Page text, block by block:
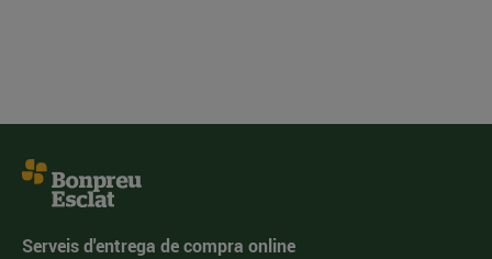
Serveis d'entrega de compra online